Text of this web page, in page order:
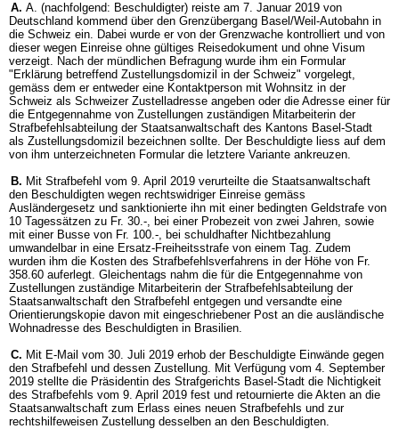
A. A. (nachfolgend: Beschuldigter) reiste am 7. Januar 2019 von
Deutschland kommend über den Grenzübergang Basel/Weil-Autobahn in
die Schweiz ein. Dabei wurde er von der Grenzwache kontrolliert und von
dieser wegen Einreise ohne gültiges Reisedokument und ohne Visum
verzeigt. Nach der mündlichen Befragung wurde ihm ein Formular
"Erklärung betreffend Zustellungsdomizil in der Schweiz" vorgelegt,
gemäss dem er entweder eine Kontaktperson mit Wohnsitz in der
Schweiz als Schweizer Zustelladresse angeben oder die Adresse einer für
die Entgegennahme von Zustellungen zuständigen Mitarbeiterin der
Strafbefehlsabteilung der Staatsanwaltschaft des Kantons Basel-Stadt
als Zustellungsdomizil bezeichnen sollte. Der Beschuldigte liess auf dem
von ihm unterzeichneten Formular die letztere Variante ankreuzen.
B. Mit Strafbefehl vom 9. April 2019 verurteilte die Staatsanwaltschaft
den Beschuldigten wegen rechtswidriger Einreise gemäss
Ausländergesetz und sanktionierte ihn mit einer bedingten Geldstrafe von
10 Tagessätzen zu Fr. 30.-, bei einer Probezeit von zwei Jahren, sowie
mit einer Busse von Fr. 100.-, bei schuldhafter Nichtbezahlung
umwandelbar in eine Ersatz-Freiheitsstrafe von einem Tag. Zudem
wurden ihm die Kosten des Strafbefehlsverfahrens in der Höhe von Fr.
358.60 auferlegt. Gleichentags nahm die für die Entgegennahme von
Zustellungen zuständige Mitarbeiterin der Strafbefehlsabteilung der
Staatsanwaltschaft den Strafbefehl entgegen und versandte eine
Orientierungskopie davon mit eingeschriebener Post an die ausländische
Wohnadresse des Beschuldigten in Brasilien.
C. Mit E-Mail vom 30. Juli 2019 erhob der Beschuldigte Einwände gegen
den Strafbefehl und dessen Zustellung. Mit Verfügung vom 4. September
2019 stellte die Präsidentin des Strafgerichts Basel-Stadt die Nichtigkeit
des Strafbefehls vom 9. April 2019 fest und retournierte die Akten an die
Staatsanwaltschaft zum Erlass eines neuen Strafbefehls und zur
rechtshilfeweisen Zustellung desselben an den Beschuldigten.